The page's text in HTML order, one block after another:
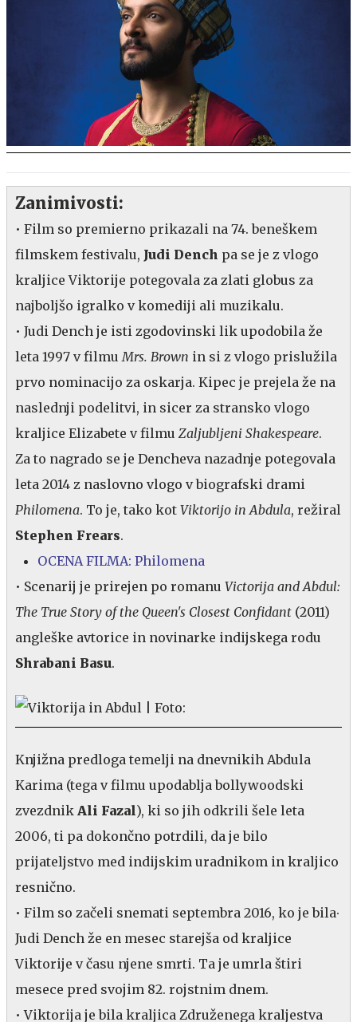
Zanimivosti:
• Film so premierno prikazali na 74. beneškem
filmskem festivalu, Judi Dench pa se je z vlogo
kraljice Viktorije potegovala za zlati globus za
najboljšo igralko v komediji ali muzikalu.
• Judi Dench je isti zgodovinski lik upodobila že
leta 1997 v filmu Mrs. Brown in si z vlogo prislužila
prvo nominacijo za oskarja. Kipec je prejela že na
naslednji podelitvi, in sicer za stransko vlogo
kraljice Elizabete v filmu Zaljubljeni Shakespeare.
Za to nagrado se je Dencheva nazadnje potegovala
leta 2014 z naslovno vlogo v biografski drami
Philomena. To je, tako kot Viktorijo in Abdula, režiral
Stephen Frears.
OCENA FILMA: Philomena
• Scenarij je prirejen po romanu Victorija and Abdul:
The True Story of the Queen's Closest Confidant (2011)
angleške avtorice in novinarke indijskega rodu
Shrabani Basu.
Knjižna predloga temelji na dnevnikih Abdula
Karima (tega v filmu upodablja bollywoodski
zvezdnik Ali Fazal), ki so jih odkrili šele leta
2006, ti pa dokončno potrdili, da je bilo
prijateljstvo med indijskim uradnikom in kraljico
resnično.
• Film so začeli snemati septembra 2016, ko je bila∙
Judi Dench že en mesec starejša od kraljice
Viktorije v času njene smrti. Ta je umrla štiri
mesece pred svojim 82. rojstnim dnem.
• Viktorija je bila kraljica Združenega kraljestva